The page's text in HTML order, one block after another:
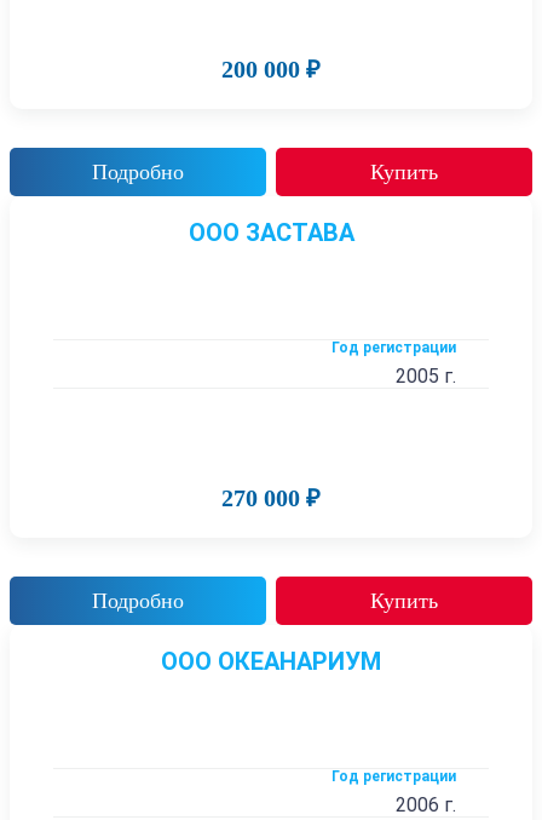
200 000 ₽
Подробно Купить
ООО ЗАСТАВА
Год регистрации
2005 г.
270 000 ₽
Подробно Купить
ООО ОКЕАНАРИУМ
Год регистрации
2006 г.